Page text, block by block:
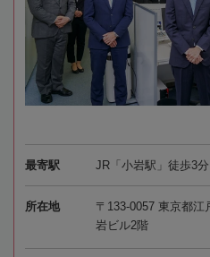
最寄駅 JR「小岩駅」徒歩3分
所在地
〒133-0057 東京都江
岩ビル2階